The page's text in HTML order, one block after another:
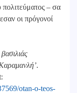
– σα
οι πρόγονοί
.
otan-o-teos-